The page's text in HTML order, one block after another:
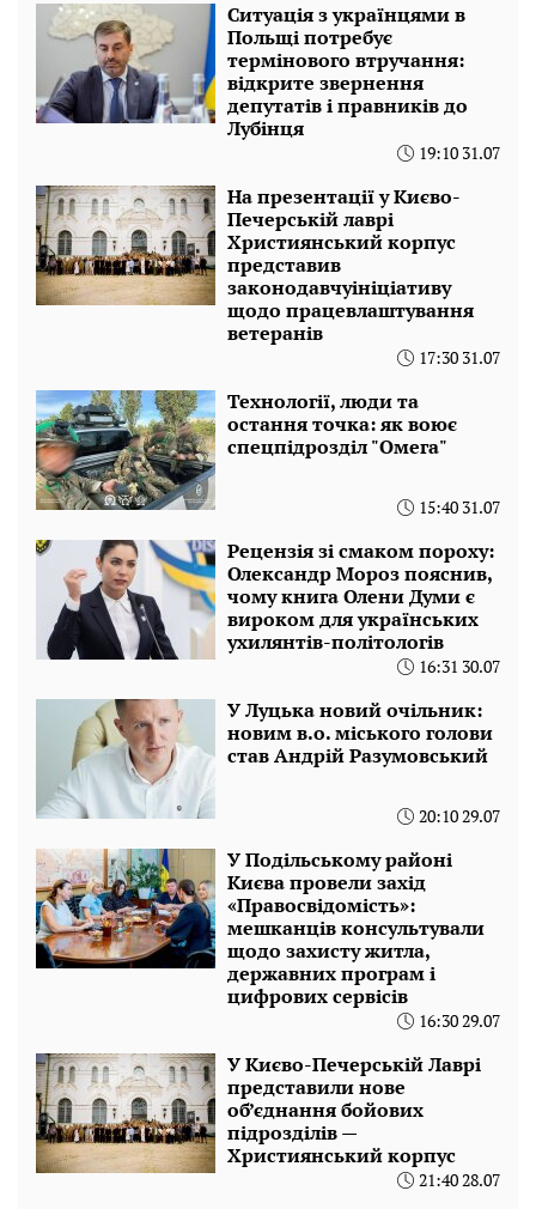
Ситуація з українцями в
Польщі потребує
термінового втручання:
відкрите звернення
депутатів і правників до
Лубінця
19:10 31.07
На презентації у Києво-
Печерській лаврі
Християнський корпус
представив
законодавчуініціативу
щодо працевлаштування
ветеранів
17:30 31.07
Технології, люди та
остання точка: як воює
спецпідрозділ "Омега"
15:40 31.07
Рецензія зі смаком пороху:
Олександр Мороз пояснив,
чому книга Олени Думи є
вироком для українських
ухилянтів-політологів
16:31 30.07
У Луцька новий очільник:
новим в.о. міського голови
став Андрій Разумовський
20:10 29.07
У Подільському районі
Києва провели захід
«Правосвідомість»:
мешканців консультували
щодо захисту житла,
державних програм і
цифрових сервісів
16:30 29.07
У Києво-Печерській Лаврі
представили нове
об’єднання бойових
підрозділів —
Християнський корпус
21:40 28.07